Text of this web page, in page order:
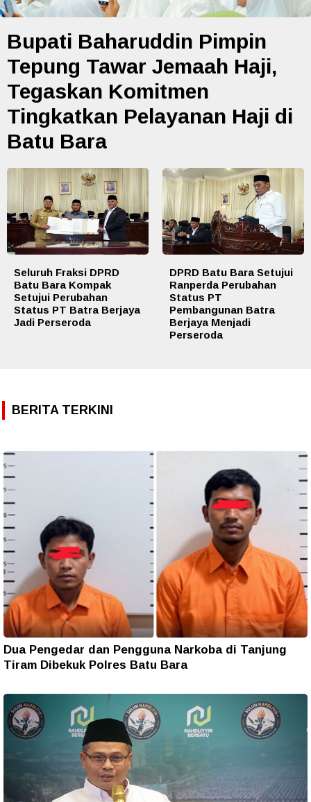
Bupati Baharuddin Pimpin
Tepung Tawar Jemaah Haji,
Tegaskan Komitmen
Tingkatkan Pelayanan Haji di
Batu Bara
Seluruh Fraksi DPRD
Batu Bara Kompak
Setujui Perubahan
Status PT Batra Berjaya
Jadi Perseroda
DPRD Batu Bara Setujui
Ranperda Perubahan
Status PT
Pembangunan Batra
Berjaya Menjadi
Perseroda
BERITA TERKINI
Dua Pengedar dan Pengguna Narkoba di Tanjung
Tiram Dibekuk Polres Batu Bara